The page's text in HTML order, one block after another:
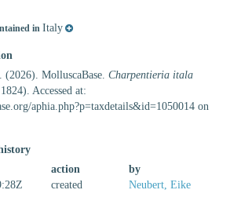
in Italy
(2026). MolluscaBase. Charpentieria itala
Accessed at:
aphia.php?p=taxdetails&id=1050014 on
action
by
created Neubert, Eike